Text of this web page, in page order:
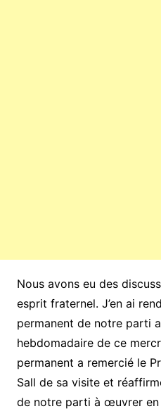
Nous avons eu des
esprit fraternel. J’en ai
permanent de notre parti
hebdomadaire de ce
permanent a remercié le
Sall de sa visite et
de notre parti à œuvrer en